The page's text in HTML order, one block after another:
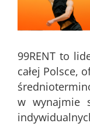
99RENT to
całej Polsce,
w wynajmie